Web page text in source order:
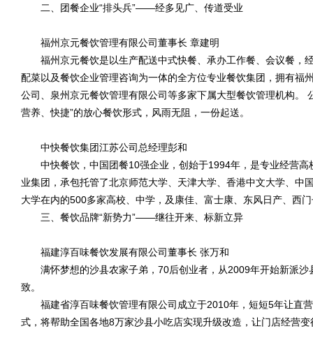
二、团餐企业“排头兵”——经多见广、传道受业
福州京元餐饮管理有限公司董事长 章建明
福州京元餐饮是以生产配送中式快餐、承办工作餐、会议餐，
配菜以及餐饮企业管理咨询为一体的全方位专业餐饮集团，拥有福
公司、泉州京元餐饮管理有限公司等多家下属大型餐饮管理机构。
营养、快捷”的放心餐饮形式，风雨无阻，一份起送。
中快餐饮集团江苏公司总经理彭和
中快餐饮，中国团餐10强企业，创始于1994年，是专业经营高
业集团，承包托管了北京师范大学、天津大学、香港中文大学、中
大学在内的500多家高校、中学，及康佳、富士康、东风日产、西
三、餐饮品牌“新势力”——继往开来、标新立异
福建淳百味餐饮发展有限公司董事长 张万和
满怀梦想的沙县农家子弟，70后创业者，从2009年开始新派沙
致。
福建省淳百味餐饮管理有限公司成立于2010年，短短5年让直营
式，将帮助全国各地8万家沙县小吃店实现升级改造，让门店经营